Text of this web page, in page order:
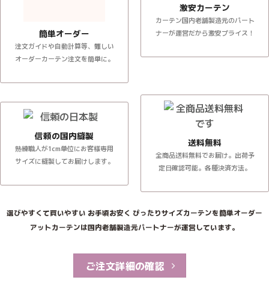
簡単オーダー
注文ガイドや自動計算等、難しい
オーダーカーテン注文を簡単に。
激安カーテン
カーテン国内老舗製造元のパート
ナーが運営だから激安プライス！
信頼の国内縫製
熟練職人が1cm単位にお客様専用
サイズに縫製してお届けします。
送料無料
全商品送料無料でお届け。出荷予
定日確認可能。各種決済方法。
選びやすくて買いやすい お手頃お安く ぴったりサイズカーテンを簡単オーダー
アットカーテンは国内老舗製造元パートナーが運営しています。
ご注文詳細の確認